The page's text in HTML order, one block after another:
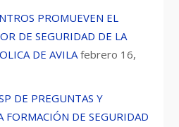
PROMUEVEN EL
DE SEGURIDAD DE LA
DE AVILA febrero 16,
DE PREGUNTAS Y
FORMACIÓN DE SEGURIDAD